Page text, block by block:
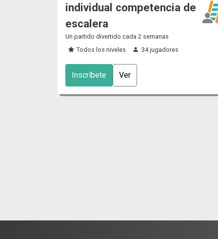
individual competencia de
escalera
Un partido divertido cada 2 semanas
Todos los niveles
34 jugadores
Inscríbete Ver